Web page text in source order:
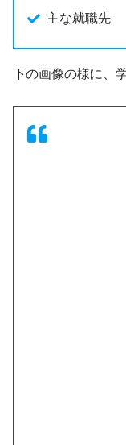
主な就職先
下の画像の様に、